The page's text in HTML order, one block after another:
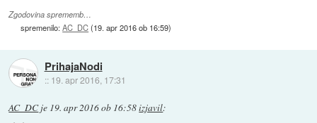
Zgodovina sprememb…
spremenilo:AC_DC(19. apr 2016 ob 16:59)
PrihajaNodi
:: 19. apr 2016, 17:31
AC_DCje 19. apr 2016 ob 16:58izjavil: